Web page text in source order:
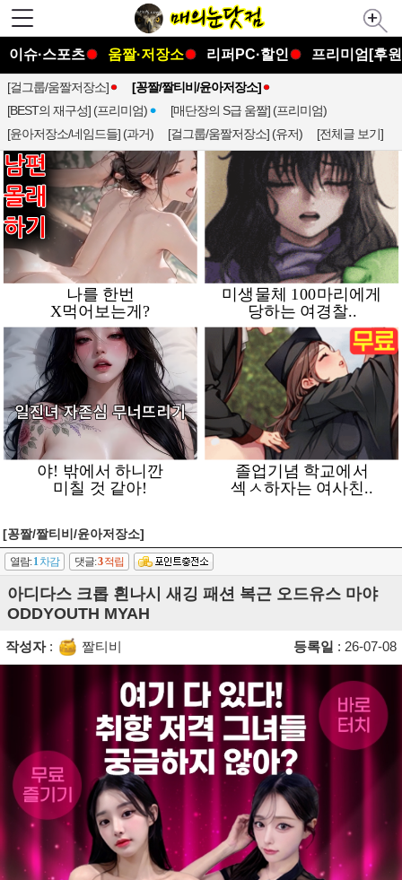
이슈·스포츠 움짤·저장소 리퍼PC·할인 프리미엄[후
[걸그룹/움짤저장소]
[꽁짤/짤티비/윤아저장소]
[BEST의 재구성] (프리미엄)
[매단장의 S급 움짤] (프리미엄)
[윤아저장소/네임드들] (과거)
[걸그룹/움짤저장소] (유저) [전체글 보기]
[꽁짤/짤티비/윤아저장소]
열람:1차감 댓글:3적립
아디다스 크롭 흰나시 새깅 패션 복근 오드유스 마야
ODDYOUTH MYAH
작성자: 짤티비 등록일 : 26-07-08